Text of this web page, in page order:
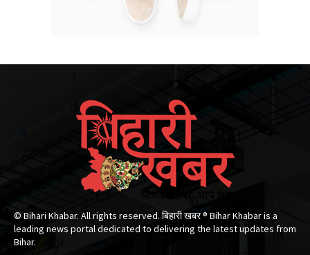
© Bihari Khabar. All rights reserved. बिहारी खबर ®​ Bihar Khabar is a
leading news portal dedicated to delivering the latest updates from
Bihar.